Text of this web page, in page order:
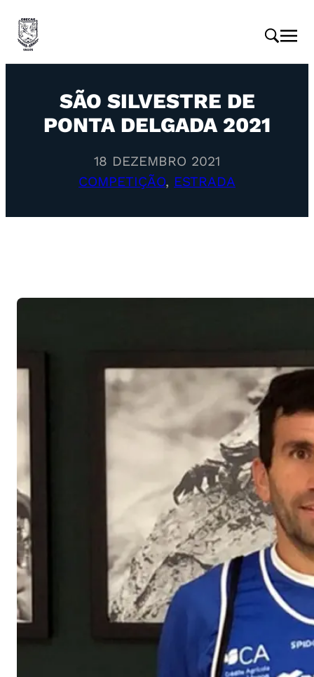
SÃO SILVESTRE DE
PONTA DELGADA 2021
18 DEZEMBRO 2021
COMPETIÇÃO, ESTRADA